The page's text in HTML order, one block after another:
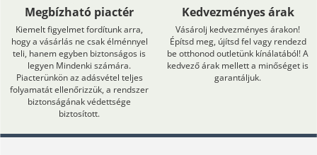
Megbízható piactér
Kiemelt figyelmet fordítunk arra,
hogy a vásárlás ne csak élménnyel
teli, hanem egyben biztonságos is
legyen Mindenki számára.
Piacterünkön az adásvétel teljes
folyamatát ellenőrizzük, a rendszer
biztonságának védettsége
biztosított.
Kedvezményes árak
Vásárolj kedvezményes árakon!
Építsd meg, újítsd fel vagy rendezd
be otthonod outletünk kínálatából! A
kedvező árak mellett a minőséget is
garantáljuk.